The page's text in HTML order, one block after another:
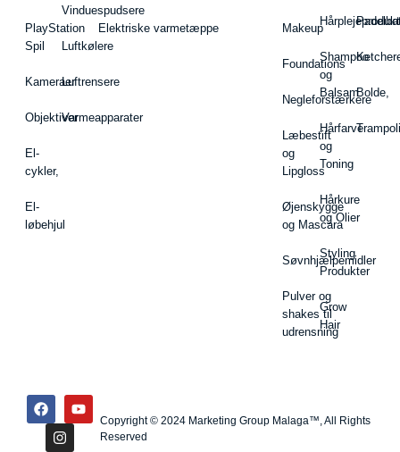
PlayStation
Spil
Kameraer
Objektiver
El-
cykler,
El-
løbehjul
Vinduespudsere
Luftkølere
Luftrensere
Varmeapparater
Elektriske varmetæppe Makeup
Foundations
Negleforstærkere
Læbestift
og
Lipgloss
Øjenskygge
og Mascara
Søvnhjælpemidler
Pulver og
shakes til
udrensning
Shampoo
og
Balsam
Hårfarve
og
Toning
Hårkure
og Olier
Styling
Produkter
Grow
Hair
Bolde,
Copyright © 2024 Marketing Group Malaga™, All Rights
Reserved